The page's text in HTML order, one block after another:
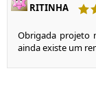
RITINHA
Obrigada projeto
ainda existe um